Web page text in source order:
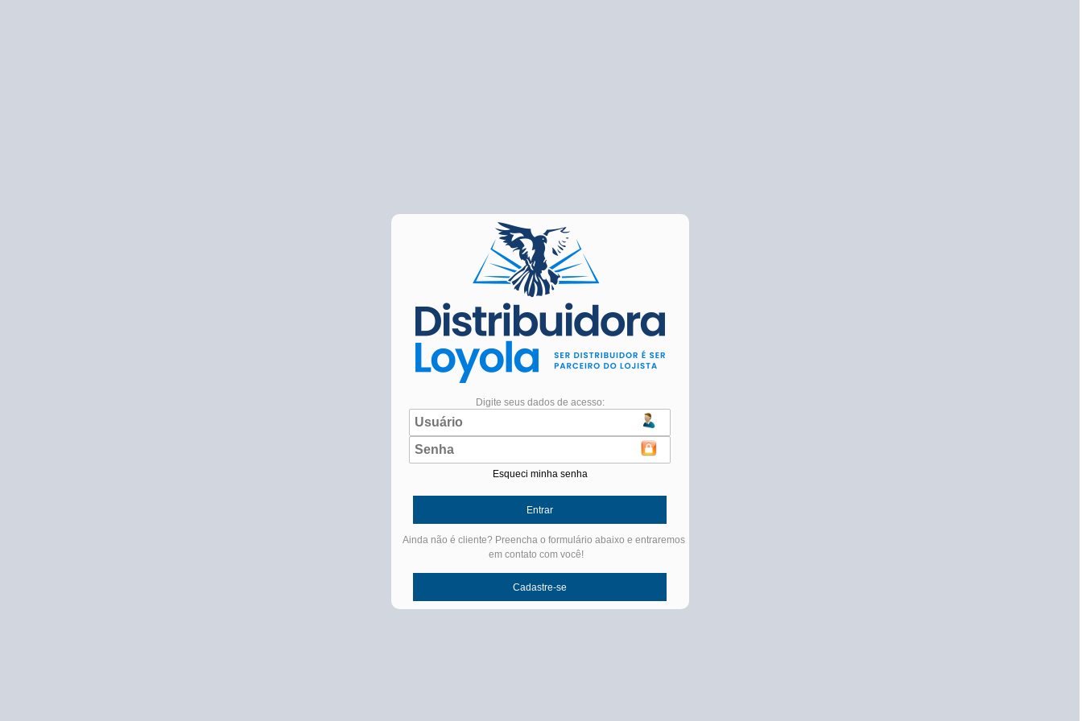
Digite seus dados de acesso:
Esqueci minha senha
Ainda não é cliente? Preencha o formulário abaixo e entraremos
em contato com você!